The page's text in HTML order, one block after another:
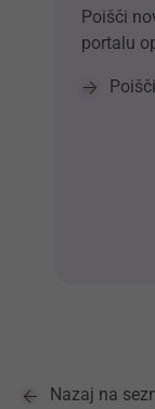
Poišči
portalu
Poišči
Nazaj na